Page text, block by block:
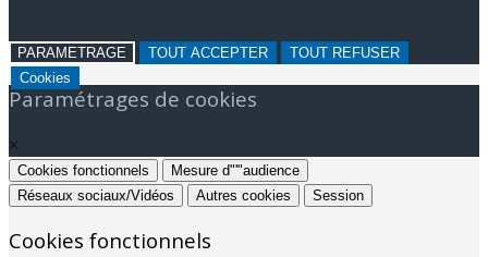
PARAMETRAGE TOUT ACCEPTER
TOUT REFUSER
Cookies
Paramétrages de cookies
×
Cookies fonctionnels
Mesure d"'"audience
Réseaux sociaux/Vidéos
Autres cookies Session
Cookies fonctionnels